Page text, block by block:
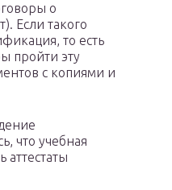
о
Если такого
то есть
пройти эту
с копиями и
что учебная
аттестаты